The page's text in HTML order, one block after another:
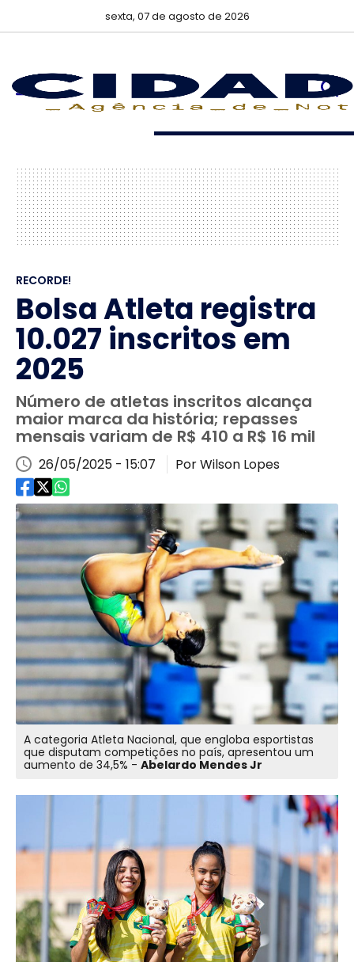
sexta, 07 de agosto de 2026
RECORDE!
Bolsa Atleta registra
10.027 inscritos em
2025
Número de atletas inscritos alcança
maior marca da história; repasses
mensais variam de R$ 410 a R$ 16 mil
26/05/2025 - 15:07 Por Wilson Lopes
A categoria Atleta Nacional, que engloba esportistas
que disputam competições no país, apresentou um
aumento de 34,5% - Abelardo Mendes Jr